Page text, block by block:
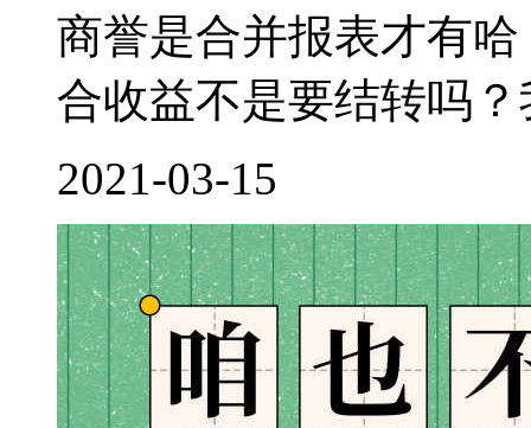
商誉是合并报表才有
合收益不是要结转吗
2021-03-15